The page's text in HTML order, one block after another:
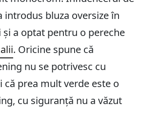
introdus bluza oversize în
a optat pentru o pereche
. Oricine spune că
nu se potrivesc cu
că prea mult verde este o
cu siguranță nu a văzut